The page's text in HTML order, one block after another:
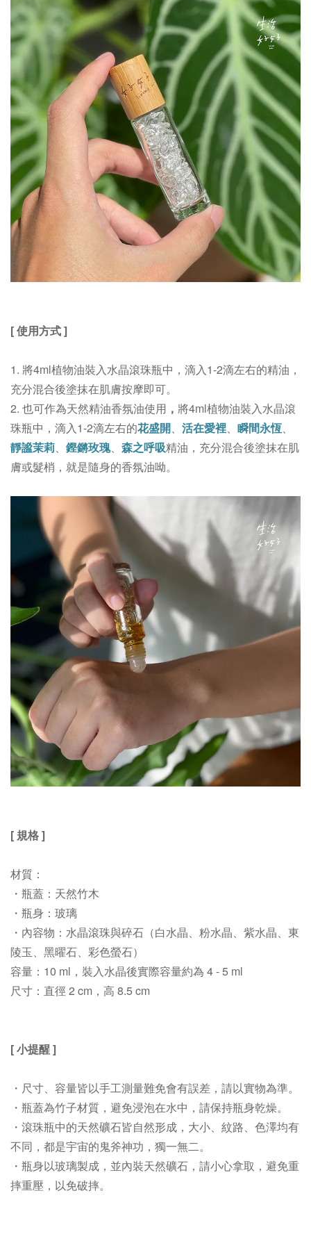
[ 使用方式]
1. 將4ml植物油裝入水晶滾珠瓶中，滴入1-2滴左右的精油，
充分混合後塗抹在肌膚按摩即可。
2. 也可作為天然精油香氛油使用 ， 將4ml植物油裝入水晶滾
珠瓶中， 滴入1-2滴左右的花盛開、 活在愛裡、 瞬間永恆、
靜謐茉莉、 鏗鏘玫瑰、 森之呼吸精油， 充分混合後塗抹在肌
膚或髮梢， 就是隨身的香氛油呦。
[ 規格]
材質：
・ 瓶蓋：天然竹木
・ 瓶身：玻璃
・內容物 ： 水晶滾珠與碎石（白水晶、粉水晶、紫水晶、東
陵玉、黑曜石、彩色螢石）
容量：10 ml，裝入水晶後實際容量約為 4 - 5 ml
尺寸：直徑 2 cm，高 8.5 cm
[小提醒 ]
・尺寸、容量皆以手工測量難免會有誤差，請以實物為準。
・瓶蓋為竹子材質，避免浸泡在水中，請保持瓶身乾燥。
・滾珠瓶中的天然礦石皆自然形成， 大小、 紋路、色澤均有
不同，都是宇宙的鬼斧神功，獨一無二。
・瓶身以玻璃製成，並內裝天然礦石，請小心拿取 ，避免重
摔重壓， 以免破摔。